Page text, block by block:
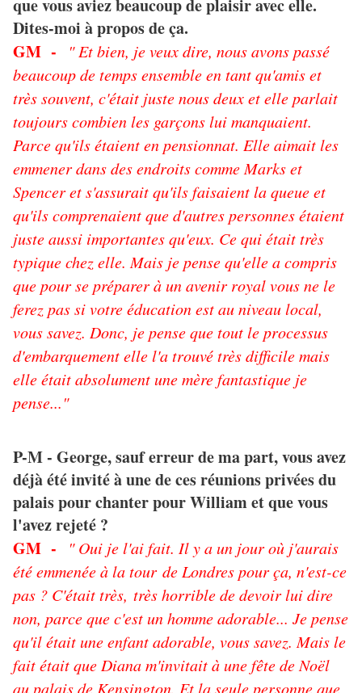
que vous aviez beaucoup de plaisir avec elle.
Dites-moi à propos de ça.
GM -
" Et bien, je veux dire, nous avons passé
beaucoup de temps ensemble en tant qu'amis et
très souvent, c'était juste nous deux et elle parlait
toujours combien les garçons lui manquaient.
Parce qu'ils étaient en pensionnat. Elle aimait les
emmener dans des endroits comme Marks et
Spencer et s'assurait qu'ils faisaient la queue et
qu'ils comprenaient que d'autres personnes étaient
juste aussi importantes qu'eux. Ce qui était très
typique chez elle. Mais je pense qu'elle a compris
que pour se préparer à un avenir royal vous ne le
ferez pas si votre éducation est au niveau local,
vous savez. Donc, je pense que tout le processus
d'embarquement elle l'a trouvé très difficile mais
elle était absolument une mère fantastique je
pense..."
P-M - George, sauf erreur de ma part, vous avez
déjà été invité à une de ces réunions privées du
palais pour chanter pour William et que vous
l'avez rejeté ?
GM -
" Oui je l'ai fait. Il y a un jour où j'aurais
été emmenée à la tour de Londres pour ça, n'est-ce
pas ? C'était très, très horrible de devoir lui dire
non, parce que c'est un homme adorable... Je pense
qu'il était une enfant adorable, vous savez. Mais le
fait était que Diana m'invitait à une fête de Noël
au palais de Kensington. Et la seule personne que